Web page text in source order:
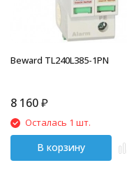
Beward TL240L385-1PN
8 160₽
Осталась 1 шт.
В корзину